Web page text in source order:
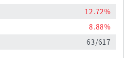
12.72%
8.88%
63/617